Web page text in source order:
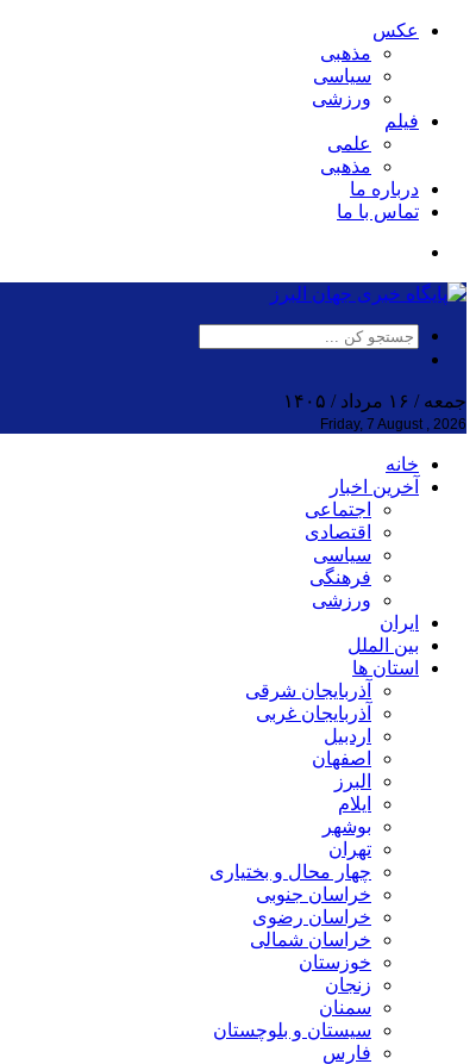
عکس
مذهبی
سیاسی
ورزشی
فیلم
علمی
مذهبی
درباره ما
تماس با ما
جمعه / ۱۶ مرداد / ۱۴۰۵
Friday, 7 August , 2026
خانه
آخرین اخبار
اجتماعی
اقتصادی
سیاسی
فرهنگی
ورزشی
ایران
بین الملل
استان ها
آذربایجان شرقی
آذربایجان غربی
اردبیل
اصفهان
البرز
ایلام
بوشهر
تهران
چهار محال و بختیاری
خراسان جنوبی
خراسان رضوی
خراسان شمالی
خوزستان
زنجان
سمنان
سیستان و بلوچستان
فارس